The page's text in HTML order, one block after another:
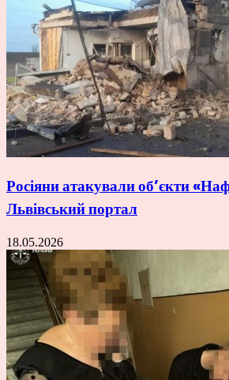
Росіяни атакували об’єкти
Львівський портал
18.05.2026